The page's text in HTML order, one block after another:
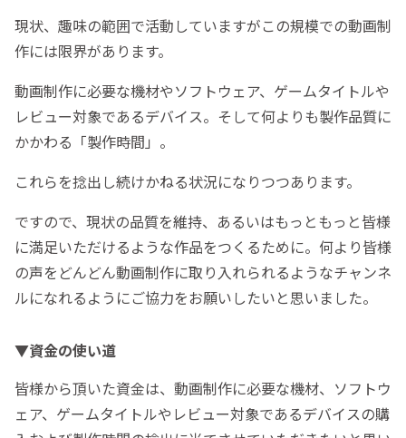
現状、趣味の範囲で活動していますがこの規模での動画制
作には限界があります。
動画制作に必要な機材やソフトウェア、ゲームタイトルや
レビュー対象であるデバイス。そして何よりも製作品質に
かかわる「製作時間」。
これらを捻出し続けかねる状況になりつつあります。
ですので、現状の品質を維持、あるいはもっともっと皆様
に満足いただけるような作品をつくるために。何より皆様
の声をどんどん動画制作に取り入れられるようなチャンネ
ルになれるようにご協力をお願いしたいと思いました。
▼資金の使い道
皆様から頂いた資金は、動画制作に必要な機材、ソフトウ
ェア、ゲームタイトルやレビュー対象であるデバイスの購